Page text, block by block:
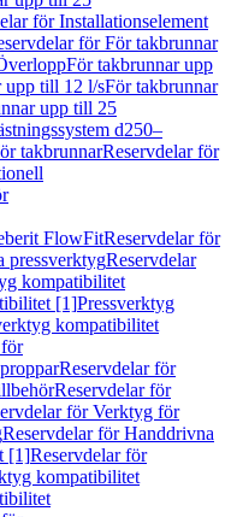
för Installationselement
för För takbrunnar
För takbrunnar upp
upp till 12 l/sFör takbrunnar
upp till 25
d250–
takbrunnarReservdelar för
FlowFitReservdelar för
pressverktygReservdelar
kompatibilitet
[1]Pressverktyg
kompatibilitet
Reservdelar för
Reservdelar för
för Verktyg för
Reservdelar för Handdrivna
[1]Reservdelar för
kompatibilitet